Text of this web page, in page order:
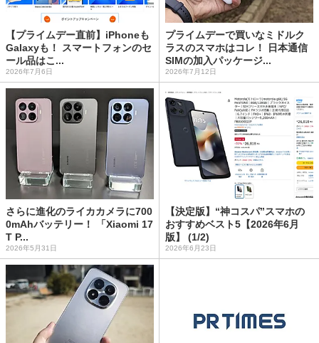
【プライムデー直前】iPhoneも
Galaxyも！ スマートフォンのセ
ール品はこ...
2026年7月6日
プライムデーで買いなミドルク
ラスのスマホはコレ！ 日本通信
SIMの加入パッケージ...
2026年7月12日
さらに進化のライカカメラに700
0mAhバッテリー！ 「Xiaomi 17
T P...
2026年5月31日
【決定版】“神コスパ”スマホの
おすすめベスト5【2026年6月
版】 (1/2)
2026年6月23日